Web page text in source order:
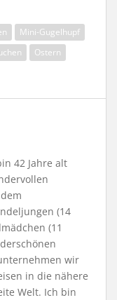
Mini-Gugelhupf
Ostern
42 Jahre alt
(14
(11
wir
in die nähere
Welt. Ich bin